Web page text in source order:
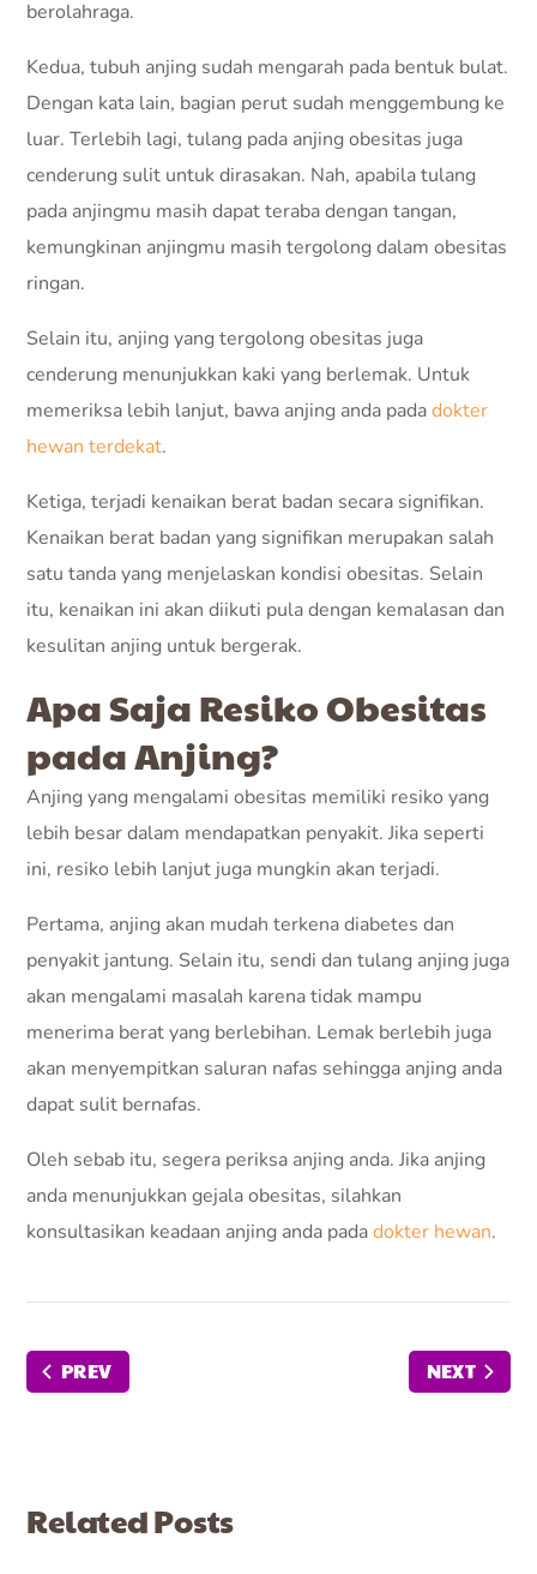
berolahraga.
Kedua, tubuh anjing sudah mengarah pada bentuk bulat.
Dengan kata lain, bagian perut sudah menggembung ke
luar. Terlebih lagi, tulang pada anjing obesitas juga
cenderung sulit untuk dirasakan. Nah, apabila tulang
pada anjingmu masih dapat teraba dengan tangan,
kemungkinan anjingmu masih tergolong dalam obesitas
ringan.
Selain itu, anjing yang tergolong obesitas juga
cenderung menunjukkan kaki yang berlemak. Untuk
memeriksa lebih lanjut, bawa anjing anda padadokter
hewan terdekat.
Ketiga, terjadi kenaikan berat badan secara signifikan.
Kenaikan berat badan yang signifikan merupakan salah
satu tanda yang menjelaskan kondisi obesitas. Selain
itu, kenaikan ini akan diikuti pula dengan kemalasan dan
kesulitan anjing untuk bergerak.
Apa Saja Resiko Obesitas
pada Anjing?
Anjing yang mengalami obesitas memiliki resiko yang
lebih besar dalam mendapatkan penyakit. Jika seperti
ini, resiko lebih lanjut juga mungkin akan terjadi.
Pertama, anjing akan mudah terkena diabetes dan
penyakit jantung. Selain itu, sendi dan tulang anjing juga
akan mengalami masalah karena tidak mampu
menerima berat yang berlebihan. Lemak berlebih juga
akan menyempitkan saluran nafas sehingga anjing anda
dapat sulit bernafas.
Oleh sebab itu, segera periksa anjing anda. Jika anjing
anda menunjukkan gejala obesitas, silahkan
konsultasikan keadaan anjing anda padadokter hewan.
PREV NEXT
Related Posts